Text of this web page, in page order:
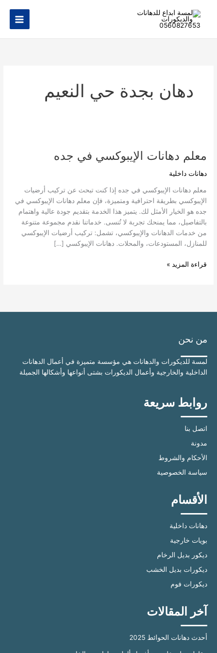
المحتوى
دهان بجدة حي النعيم
معلم دهانات الإيبوكسي في جده
دهانات داخلية
معلم دهانات الإيبوكسي في جده إذا كنت تبحث عن تركيب أرضيات
الإيبوكسي بطريقة احترافية ومتميزة، فإن معلم دهانات الإيبوكسي في
جده هو الخيار الأمثل لك. يتميز هذا الخدمة بتقديم جودة عالية واهتمام
بالتفاصيل، مما يمنحك تجربة لا تُنسى. خدماتنا نقدم مجموعة متنوعة
من خدمات الدهانات والإيبوكسي، تشمل: تركيب أرضيات الإيبوكسي
للمنازل، المستودعات، والمحلات. دهانات الإيبوكسي […]
الإيبوكسي
جده
قراءة المزيد »
من نحن
لمسة للديكورات والدهانات هي مؤسسة متميزة في أعمال الدهانات
الداخلية والخارجية وأعمال الديكورات بشتى أنواعها وأشكالها الجميلة
روابط سريعة
اتصل بنا
مدونة
الأحكام والشروط
سياسة الخصوصية
الأقسام
دهانات داخلية
بويات خارجية
ديكور بديل الرخام
ديكورات بديل الخشب
ديكورات فوم
آخر المقالات
أحدث دهانات الحوائط 2025